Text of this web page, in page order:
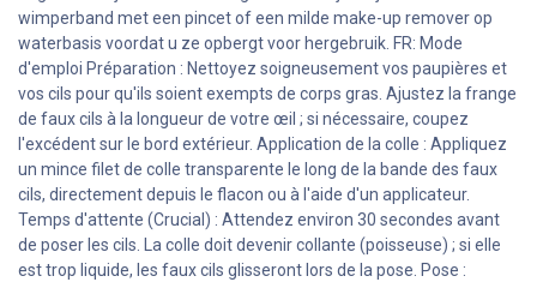
wimperband met een pincet of een milde make-up remover op
waterbasis voordat u ze opbergt voor hergebruik. FR: Mode
d'emploi Préparation : Nettoyez soigneusement vos paupières et
vos cils pour qu'ils soient exempts de corps gras. Ajustez la frange
de faux cils à la longueur de votre œil ; si nécessaire, coupez
l'excédent sur le bord extérieur. Application de la colle : Appliquez
un mince filet de colle transparente le long de la bande des faux
cils, directement depuis le flacon ou à l'aide d'un applicateur.
Temps d'attente (Crucial) : Attendez environ 30 secondes avant
de poser les cils. La colle doit devenir collante (poisseuse) ; si elle
est trop liquide, les faux cils glisseront lors de la pose. Pose :